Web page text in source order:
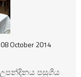
October 2014
උපන්දිනය පසුගිය